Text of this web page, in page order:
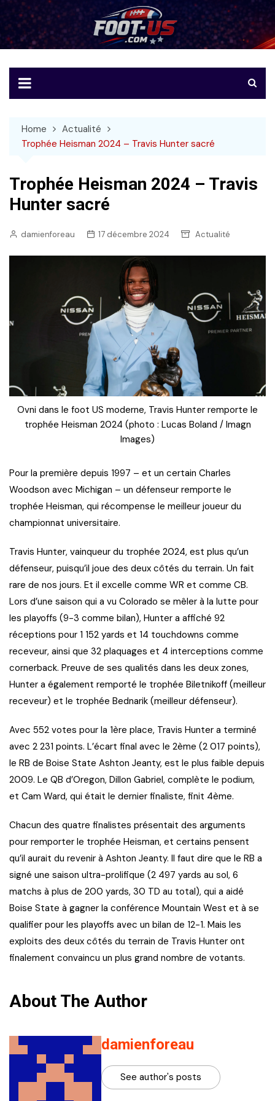
to
content
Foot-US
Le football américain en français
Home
Actualité
Trophée Heisman 2024 – Travis Hunter sacré
Trophée Heisman 2024 – Travis
Hunter sacré
damienforeau 17 décembre 2024 Actualité
Ovni dans le foot US moderne, Travis Hunter remporte le
trophée Heisman 2024 (photo : Lucas Boland / Imagn
Images)
Pour la première depuis 1997 – et un certain Charles
Woodson avec Michigan – un défenseur remporte le
trophée Heisman, qui récompense le meilleur joueur du
championnat universitaire.
Travis Hunter, vainqueur du trophée 2024, est plus qu’un
défenseur, puisqu’il joue des deux côtés du terrain. Un fait
rare de nos jours. Et il excelle comme WR et comme CB.
Lors d’une saison qui a vu Colorado se mêler à la lutte pour
les playoffs (9-3 comme bilan), Hunter a affiché 92
réceptions pour 1 152 yards et 14 touchdowns comme
receveur, ainsi que 32 plaquages et 4 interceptions comme
cornerback. Preuve de ses qualités dans les deux zones,
Hunter a également remporté le trophée Biletnikoff (meilleur
receveur) et le trophée Bednarik (meilleur défenseur).
Avec 552 votes pour la 1ère place, Travis Hunter a terminé
avec 2 231 points. L’écart final avec le 2ème (2 017 points),
le RB de Boise State Ashton Jeanty, est le plus faible depuis
2009. Le QB d’Oregon, Dillon Gabriel, complète le podium,
et Cam Ward, qui était le dernier finaliste, finit 4ème.
Chacun des quatre finalistes présentait des arguments
pour remporter le trophée Heisman, et certains pensent
qu’il aurait du revenir à Ashton Jeanty. Il faut dire que le RB a
signé une saison ultra-prolifique (2 497 yards au sol, 6
matchs à plus de 200 yards, 30 TD au total), qui a aidé
Boise State à gagner la conférence Mountain West et à se
qualifier pour les playoffs avec un bilan de 12-1. Mais les
exploits des deux côtés du terrain de Travis Hunter ont
finalement convaincu un plus grand nombre de votants.
About The Author
damienforeau
See author's posts